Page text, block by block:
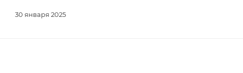
30 января 2025